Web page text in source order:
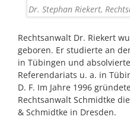
Dr. Stephan Riekert,
Rechtsanwalt Dr. Riekert
geboren. Er studierte an
in Tübingen und
Referendariats u. a. in
D. F. Im Jahre 1996
Rechtsanwalt Schmidtke
& Schmidtke in Dresden.